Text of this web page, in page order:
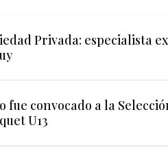
Privada: especialista
fue convocado a la
U13